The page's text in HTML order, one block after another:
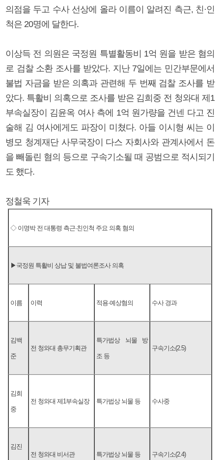
의점을 두고 수사 선상에 올라 이름이 알려진 측근, 친·인
척은 20명에 달한다.
이상득 전 의원은 국정원 특별활동비 1억 원을 받은 혐의
로 검찰 소환 조사를 받았다. 지난 7일에는 민간부문에서
불법 자금을 받은 의혹과 관련해 두 번째 검찰 조사를 받
았다. 특활비 의혹으로 조사를 받은 김희중 전 청와대 제1
부속실장이 김윤옥 여사 측에 1억 원가량을 건넨 다고 진
술해 김 여사에게도 파장이 미쳤다. 아들 이시형 씨는 이
병모 청계재단 사무국장이 다스 자회사와 관계사에서 돈
을 빼돌린 혐의 등으로 구속기소될 때 공범으로 적시되기
도 했다.
정철욱 기자
◇ 이명박 전 대통령 측근·친인척 주요 의혹 혐의
▶국정원 특활비 상납 및 불법여론조사 의혹
이름 이력 적용·예상혐의 수사 경과
김백
준
전 청와대 총무기획관
특가법상 뇌물 방
조 등
구속기소(2.5)
김희
중
전 청와대 제1부속실장 특가법상 뇌물 등 수사중
김진
전 청와대 비서관 특가법상 뇌물 등 구속기소(2.4)